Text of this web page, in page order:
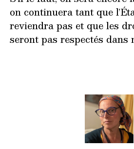
on continuera tant que
reviendra pas et que les
seront pas respectés dans